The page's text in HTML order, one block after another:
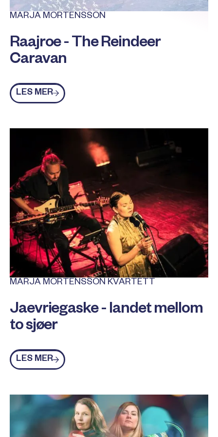
MARJA MORTENSSON
Raajroe - The Reindeer
Caravan
Les mer
LES MER
MARJA MORTENSSON KVARTETT
Jaevriegaske - landet mellom
to sjøer
Les mer
LES MER